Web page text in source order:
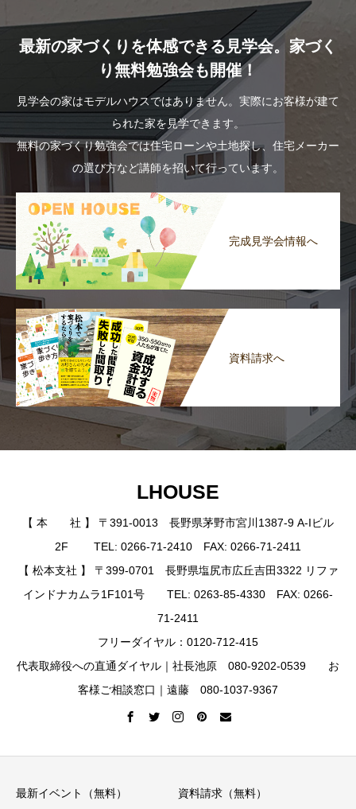
最新の家づくりを体感できる見学会。家づく
り無料勉強会も開催！
見学会の家はモデルハウスではありません。実際にお客様が建て
られた家を見学できます。
無料の家づくり勉強会では住宅ローンや土地探し、住宅メーカー
の選び方など講師を招いて行っています。
完成見学会情報へ
資料請求へ
LHOUSE
【 本 社 】 〒391-0013 長野県茅野市宮川1387-9 A-Iビル
2F TEL: 0266-71-2410 FAX: 0266-71-2411
【 松本支社 】 〒399-0701 長野県塩尻市広丘吉田3322 リファ
インドナカムラ1F101号 TEL: 0263-85-4330 FAX: 0266-
71-2411
フリーダイヤル：0120-712-415
代表取締役への直通ダイヤル｜社長池原 080-9202-0539 お
客様ご相談窓口｜遠藤 080-1037-9367
最新イベント（無料） 資料請求（無料）